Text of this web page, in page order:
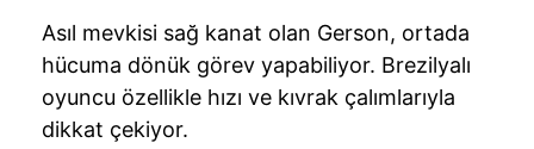
Asıl mevkisi sağ kanat olan Gerson, ortada
hücuma dönük görev yapabiliyor. Brezilyalı
oyuncu özellikle hızı ve kıvrak çalımlarıyla
dikkat çekiyor.